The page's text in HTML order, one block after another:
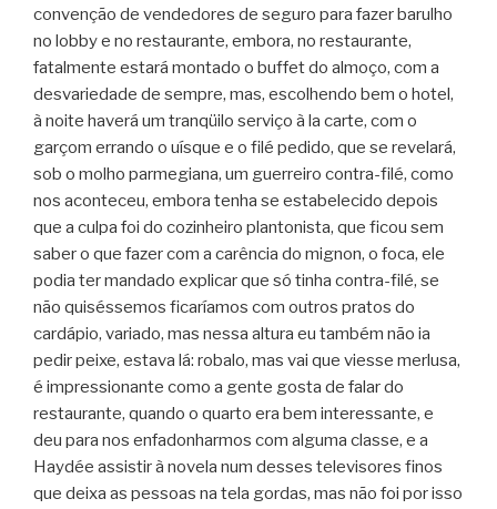
convenção de vendedores de seguro para fazer barulho
no lobby e no restaurante, embora, no restaurante,
fatalmente estará montado o buffet do almoço, com a
desvariedade de sempre, mas, escolhendo bem o hotel,
à noite haverá um tranqüilo serviço à la carte, com o
garçom errando o uísque e o filé pedido, que se revelará,
sob o molho parmegiana, um guerreiro contra-filé, como
nos aconteceu, embora tenha se estabelecido depois
que a culpa foi do cozinheiro plantonista, que ficou sem
saber o que fazer com a carência do mignon, o foca, ele
podia ter mandado explicar que só tinha contra-filé, se
não quiséssemos ficaríamos com outros pratos do
cardápio, variado, mas nessa altura eu também não ia
pedir peixe, estava lá: robalo, mas vai que viesse merlusa,
é impressionante como a gente gosta de falar do
restaurante, quando o quarto era bem interessante, e
deu para nos enfadonharmos com alguma classe, e a
Haydée assistir à novela num desses televisores finos
que deixa as pessoas na tela gordas, mas não foi por isso